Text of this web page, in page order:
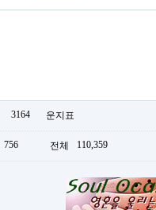
3164 운지표
756 전체 110,359